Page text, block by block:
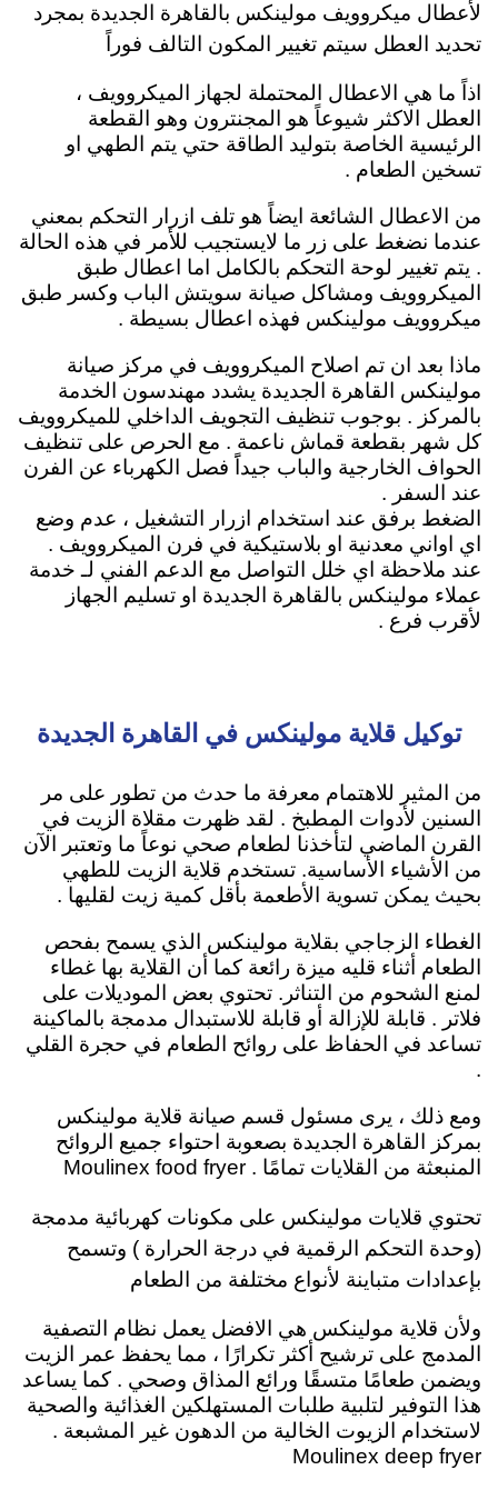
لأعطال ميكروويف مولينكس بالقاهرة الجديدة بمجرد
تحديد العطل سيتم تغيير المكون التالف فوراً
اذاً ما هي الاعطال المحتملة لجهاز الميكروويف ،
العطل الاكثر شيوعاً هو المجنترون وهو القطعة
الرئيسية الخاصة بتوليد الطاقة حتي يتم الطهي او
تسخين الطعام .
من الاعطال الشائعة ايضاً هو تلف ازرار التحكم بمعني
عندما نضغط على زر ما لايستجيب للأمر في هذه الحالة
. يتم تغيير لوحة التحكم بالكامل اما اعطال طبق
الميكروويف ومشاكل صيانة سويتش الباب وكسر طبق
ميكروويف مولينكس فهذه اعطال بسيطة .
ماذا بعد ان تم اصلاح الميكروويف في مركز صيانة
مولينكس القاهرة الجديدة يشدد مهندسون الخدمة
بالمركز . بوجوب تنظيف التجويف الداخلي للميكروويف
كل شهر بقطعة قماش ناعمة . مع الحرص على تنظيف
الحواف الخارجية والباب جيداًَ فصل الكهرباء عن الفرن
عند السفر .
الضغط برفق عند استخدام ازرار التشغيل ، عدم وضع
اي اواني معدنية او بلاستيكية في فرن الميكروويف .
عند ملاحظة اي خلل التواصل مع الدعم الفني لـ خدمة
عملاء مولينكس بالقاهرة الجديدة او تسليم الجهاز
لأقرب فرع .
توكيل قلاية مولينكس في القاهرة الجديدة
من المثير للاهتمام معرفة ما حدث من تطور على مر
السنين لأدوات المطبخ . لقد ظهرت مقلاة الزيت في
القرن الماضي لتأخذنا لطعام صحي نوعاً ما وتعتبر الآن
من الأشياء الأساسية. تستخدم قلاية الزيت للطهي
بحيث يمكن تسوية الأطعمة بأقل كمية زيت لقليها .
الغطاء الزجاجي بقلاية مولينكس الذي يسمح بفحص
الطعام أثناء قليه ميزة رائعة كما أن القلاية بها غطاء
لمنع الشحوم من التناثر. تحتوي بعض الموديلات على
فلاتر . قابلة للإزالة أو قابلة للاستبدال مدمجة بالماكينة
تساعد في الحفاظ على روائح الطعام في حجرة القلي
.
ومع ذلك ، يرى مسئول قسم صيانة قلاية مولينكس
بمركز القاهرة الجديدة بصعوبة احتواء جميع الروائح
المنبعثة من القلايات تمامًا . Moulinex food fryer
تحتوي قلايات مولينكس على مكونات كهربائية مدمجة
(وحدة التحكم الرقمية في درجة الحرارة ) وتسمح
بإعدادات متباينة لأنواع مختلفة من الطعام
ولأن قلاية مولينكس هي الافضل يعمل نظام التصفية
المدمج على ترشيح أكثر تكرارًا ، مما يحفظ عمر الزيت
ويضمن طعامًا متسقًا ورائع المذاق وصحي . كما يساعد
هذا التوفير لتلبية طلبات المستهلكين الغذائية والصحية
لاستخدام الزيوت الخالية من الدهون غير المشبعة .
Moulinex deep fryer